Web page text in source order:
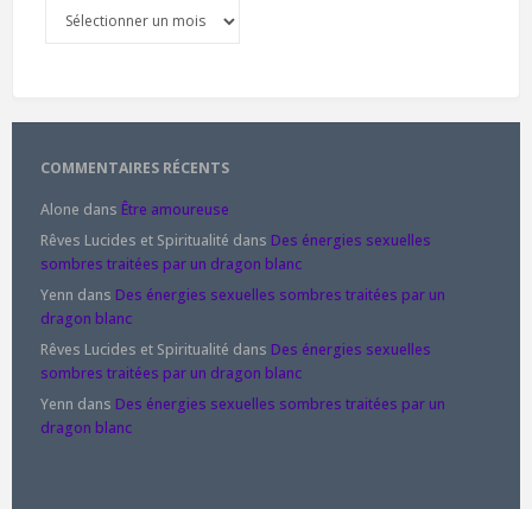
COMMENTAIRES RÉCENTS
Alone dans Être amoureuse
Rêves Lucides et Spiritualité dans Des énergies sexuelles
sombres traitées par un dragon blanc
Yenn dans Des énergies sexuelles sombres traitées par un
dragon blanc
Rêves Lucides et Spiritualité dans Des énergies sexuelles
sombres traitées par un dragon blanc
Yenn dans Des énergies sexuelles sombres traitées par un
dragon blanc